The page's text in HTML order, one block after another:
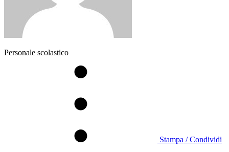
Personale scolastico
Stampa / Condividi